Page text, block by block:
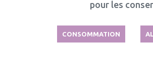
pour les
CONSOMMATION